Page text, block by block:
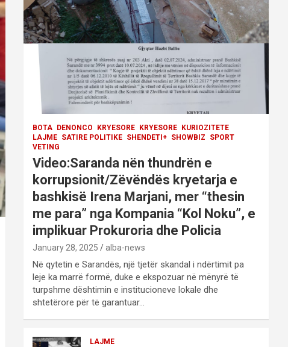
BOTA DENONCO KRYESORE KRYESORE
KURIOZITETE
LAJME SATIRE POLITIKE SHENDETI+ SHOWBIZ
SPORT
VETING
Video:Saranda nën thundrën e
korrupsionit/Zëvëndës kryetarja e
bashkisë Irena Marjani, mer “thesin
me para” nga Kompania “Kol Noku”, e
implikuar Prokuroria dhe Policia
January 28, 2025 alba-news
Në qytetin e Sarandës, një tjetër skandal i ndërtimit pa
leje ka marrë formë, duke e ekspozuar në mënyrë të
turpshme dështimin e institucioneve lokale dhe
shtetërore për të garantuar…
LAJME